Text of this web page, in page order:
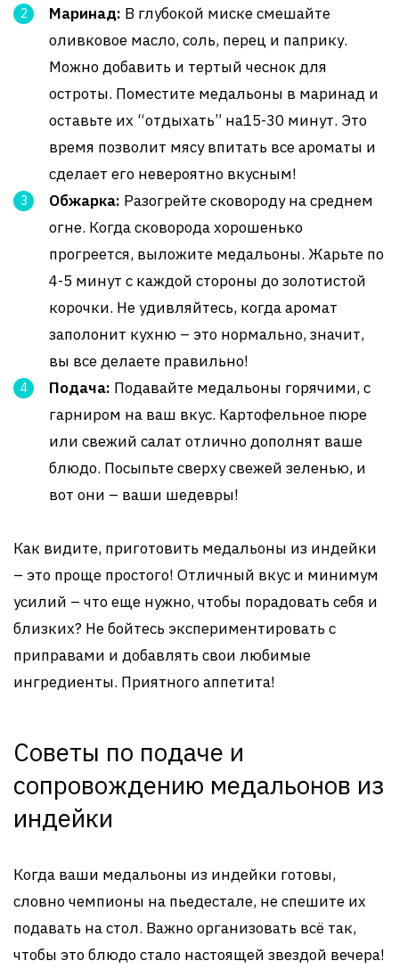
Маринад: В глубокой миске смешайте
оливковое масло, соль, перец и паприку.
Можно добавить и тертый чеснок для
остроты. Поместите медальоны в маринад и
оставьте их “отдыхать” на15-30 минут. Это
время позволит мясу впитать все ароматы и
сделает его невероятно вкусным!
Обжарка: Разогрейте сковороду на среднем
огне. Когда сковорода хорошенько
прогреется, выложите медальоны. Жарьте по
4-5 минут с каждой стороны до золотистой
корочки. Не удивляйтесь, когда аромат
заполонит кухню – это нормально, значит,
вы все делаете правильно!
Подача: Подавайте медальоны горячими, с
гарниром на ваш вкус. Картофельное пюре
или свежий салат отлично дополнят ваше
блюдо. Посыпьте сверху свежей зеленью, и
вот они – ваши шедевры!
Как видите, приготовить медальоны из индейки
– это проще простого! Отличный вкус и минимум
усилий – что еще нужно, чтобы порадовать себя и
близких? Не бойтесь экспериментировать с
приправами и добавлять свои любимые
ингредиенты. Приятного аппетита!
Советы по подаче и
сопровождению медальонов из
индейки
Когда ваши медальоны из индейки готовы,
словно чемпионы на пьедестале, не спешите их
подавать на стол. Важно организовать всё так,
чтобы это блюдо стало настоящей звездой вечера!